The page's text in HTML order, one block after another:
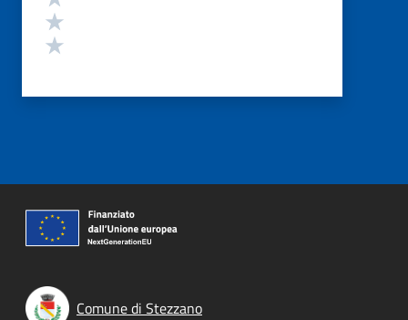
Comune di Stezzano